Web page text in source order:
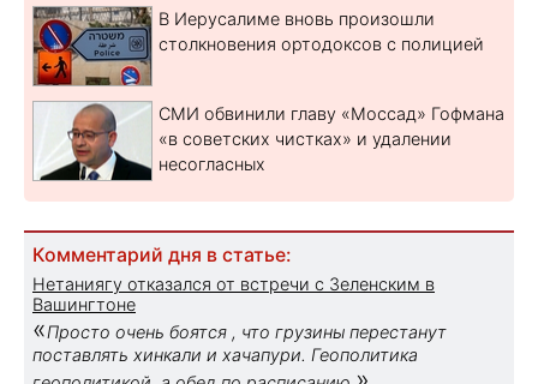
В Иерусалиме вновь произошли
столкновения ортодоксов с полицией
СМИ обвинили главу «Моссад» Гофмана
«в советских чистках» и удалении
несогласных
Комментарий дня в статье:
Нетаниягу отказался от встречи с Зеленским в
Вашингтоне
«Просто очень боятся , что грузины перестанут
поставлять хинкали и хачапури. Геополитика